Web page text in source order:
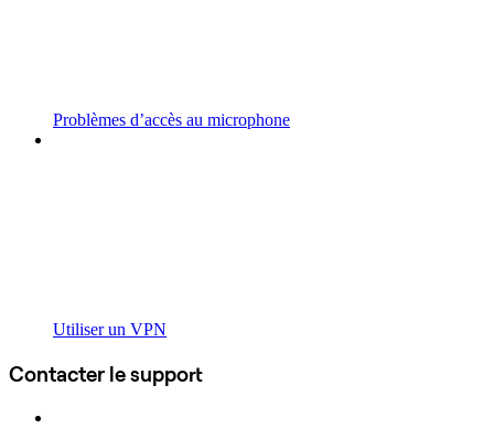
Problèmes d’accès au microphone
Utiliser un VPN
Contacter le support